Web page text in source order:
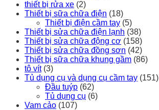
thiết bị rửa xe (2)
Thiết bị sữa chữa điện (18)
Thiết bị điện cầm tay (5)
Thiết bị sửa chữa điện lạnh (38)
Thiết bị sửa chữa động cơ (158)
Thiết bị sửa chữa đồng sơn (42)
Thiết bị sữa chữa khung gầm (86)
tô vít (3)
Tủ dụng cụ và dụng cụ cầm tay (151)
Đầu tuýp (62)
Tủ dụng cụ (6)
Vam cảo (107)